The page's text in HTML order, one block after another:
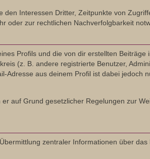
Interessen Dritter, Zeitpunkte von
oder zur rechtlichen Nachverfolgbarkeit
Profils und die von dir erstellten Beiträge
(z. B. andere registrierte Benutzer,
aus deinem Profil ist dabei jedoch
auf Grund gesetzlicher Regelungen zur
zentraler Informationen über